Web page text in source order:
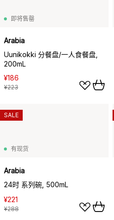
即将售罄
Arabia
Uunikokki 分餐盘/一人食餐盘,
200mL
¥186
¥223
有现货
Arabia
24时 系列碗, 500mL
¥221
¥288
SALE